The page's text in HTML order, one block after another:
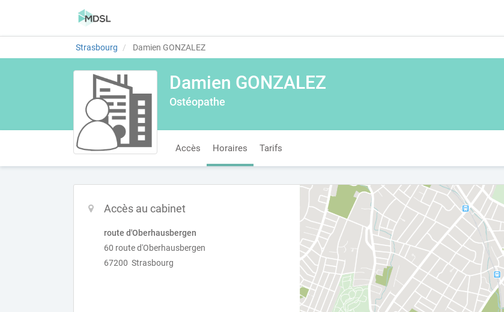
Strasbourg Damien GONZALEZ
Damien GONZALEZ
Ostéopathe
Accès Horaires Tarifs
Accès au cabinet
route d'Oberhausbergen
60 route d'Oberhausbergen
67200 Strasbourg